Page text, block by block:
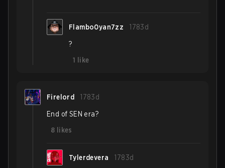
Flambo0yan7zz 1783d
?
1
like
Firelord 1783d
End of SEN era?
8 likes
Tylerdevera 1783d